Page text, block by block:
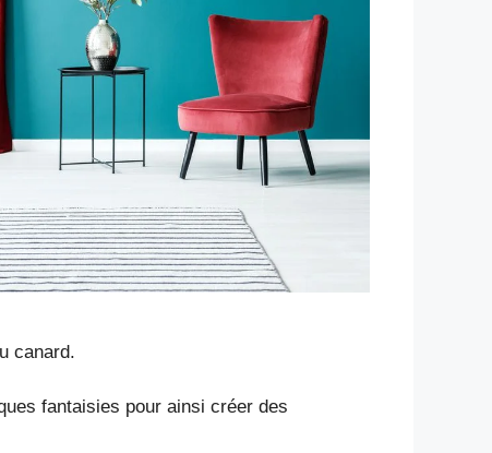
canard.
fantaisies pour ainsi créer des